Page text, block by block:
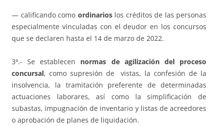
— calificando como ordinarioslos créditos de las personas
especialmente vinculadas con el deudor en los concursos
que se declaren hasta el 14 de marzo de 2022.
3ª.- Se establecen normas de agilización del proceso
concursal, como supresión de vistas, la confesión de la
insolvencia, la tramitación preferente de determinadas
actuaciones laborares, así como la simplificación de
subastas, impugnación de inventario y listas de acreedores
o aprobación de planes de liquidación.